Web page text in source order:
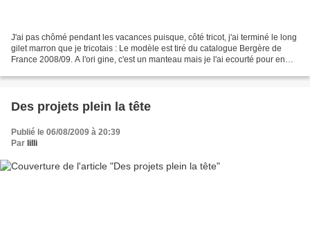
J'ai pas chômé pendant les vacances puisque, côté tricot, j'ai terminé le long
gilet marron que je tricotais : Le modèle est tiré du catalogue Bergère de
France 2008/09. A l'ori gine, c'est un manteau mais je l'ai ecourté pour en
Des projets plein la tête
Publié le 06/08/2009 à 20:39
Par lilli